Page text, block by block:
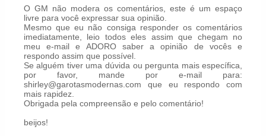
O GM não modera os comentários, este é um espaço
livre para você expressar sua opinião.
Mesmo que eu não consiga responder os comentários
imediatamente, leio todos eles assim que chegam no
meu e-mail e ADORO saber a opinião de vocês e
respondo assim que possível.
Se alguém tiver uma dúvida ou pergunta mais específica,
por favor, mande por e-mail para:
shirley@garotasmodernas.com que eu respondo com
mais rapidez.
Obrigada pela compreensão e pelo comentário!
beijos!